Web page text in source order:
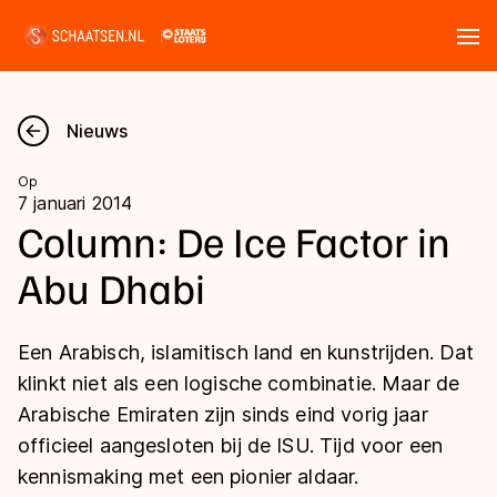
Nieuws
Kalender
Disciplines
Langebaan
Shorttrack
Inlineskaten
Uitslagen
Langebaan
Shorttrack
Marathon
Tijden & historie
Ranglijsten Langebaan
Nieuws
Op
7 januari 2014
Column: De Ice Factor in
Abu Dhabi
Een Arabisch, islamitisch land en kunstrijden. Dat
klinkt niet als een logische combinatie. Maar de
Arabische Emiraten zijn sinds eind vorig jaar
officieel aangesloten bij de ISU. Tijd voor een
kennismaking met een pionier aldaar.